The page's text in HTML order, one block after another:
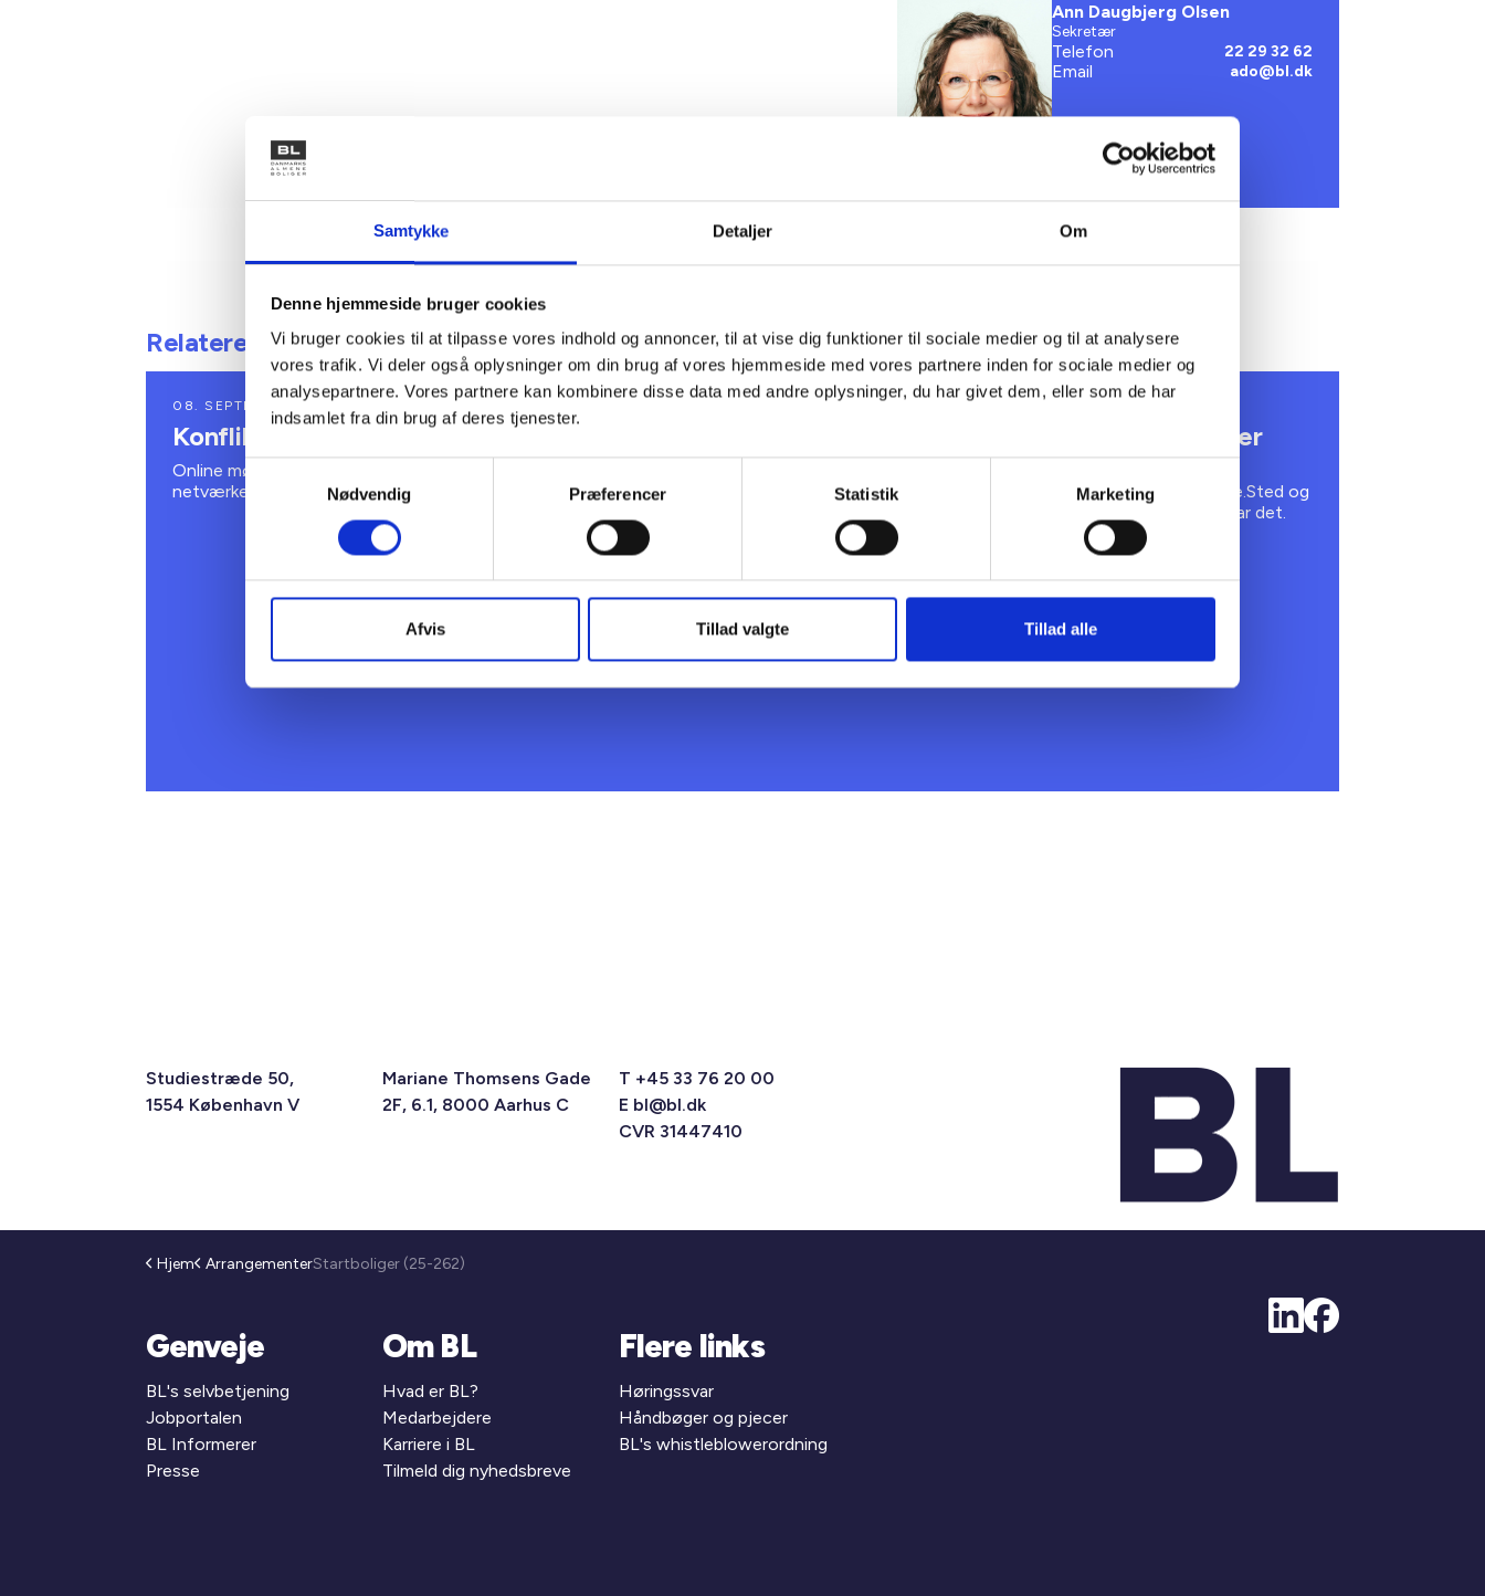
Samtykke Detaljer Om
Denne hjemmeside bruger cookies
Vi bruger cookies til at tilpasse vores indhold og annoncer, til at vise dig funktioner til sociale medier og til at analysere
vores trafik. Vi deler også oplysninger om din brug af vores hjemmeside med vores partnere inden for sociale medier og
analysepartnere. Vores partnere kan kombinere disse data med andre oplysninger, du har givet dem, eller som de har
indsamlet fra din brug af deres tjenester.
Samtykkevalg
Nødvendig
Præferencer Statistik Marketing
Afvis Tillad valgte Tillad alle
Ann Daugbjerg Olsen
Sekretær
Telefon 22 29 32 62
Email ado@bl.dk
Relaterede arrangementer
08. SEPTEMBER 2026
Konflikthåndtering - online
Online møde for konfliktmæglings-
netværket
boligsociale ledere
Så er det blevet tid til at samles igen.
Tilmelding er åben. Emner og dagsorden
opdateres løbende.
07. SEPTEMBER 2026
Beskæftigelsesindsatser
netværksmødet for beskæftigelse.Sted og
dagsorden opdateres så snart vi har det.
Studiestræde 50,
1554 København V
Mariane Thomsens Gade
2F, 6.1, 8000 Aarhus C
T +45 33 76 20 00
E bl@bl.dk
CVR 31447410
Hjem ArrangementerStartboliger (25-262)
Genveje
BL's selvbetjening
Jobportalen
BL Informerer
Presse
Om BL
Hvad er BL?
Medarbejdere
Karriere i BL
Tilmeld dig nyhedsbreve
Flere links
Høringssvar
Håndbøger og pjecer
BL's whistleblowerordning